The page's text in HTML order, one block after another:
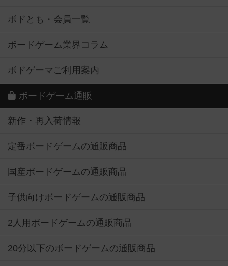
ボドとも・会員一覧
ボードゲーム業界コラム
ボドゲーマご利用案内
ボードゲーム通販
新作・再入荷情報
定番ボードゲームの通販商品
国産ボードゲームの通販商品
子供向けボードゲームの通販商品
2人用ボードゲームの通販商品
20分以下のボードゲームの通販商品